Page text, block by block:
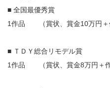
■ 全国最優秀賞
1作品 （賞状、賞金10万円＋
■ ＴＤＹ総合リモデル賞
1作品 （賞状、賞金8万円＋作